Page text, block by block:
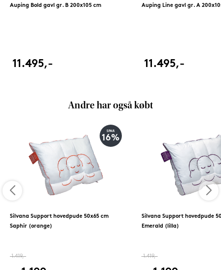
Auping Bold gavl gr. B 200x105 cm
11.495,-
Auping Line gavl gr. A
11.495,-
Andre har også købt
SPAR
16%
Silvana Support hovedpude 50x65 cm
Saphir (orange)
1.419,-
Silvana Support hovedpude
Emerald (lilla)
1.419,-